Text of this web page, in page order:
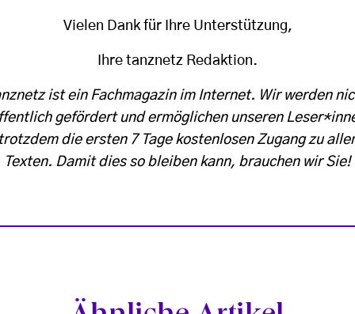
Vielen Dank für Ihre Unterstützung,
Ihre tanznetz Redaktion.
ist ein Fachmagazin im Internet. Wir werden
gefördert und ermöglichen unseren
die ersten 7 Tage kostenlosen Zugang zu
Texten. Damit dies so bleiben kann, brauchen wir Sie!